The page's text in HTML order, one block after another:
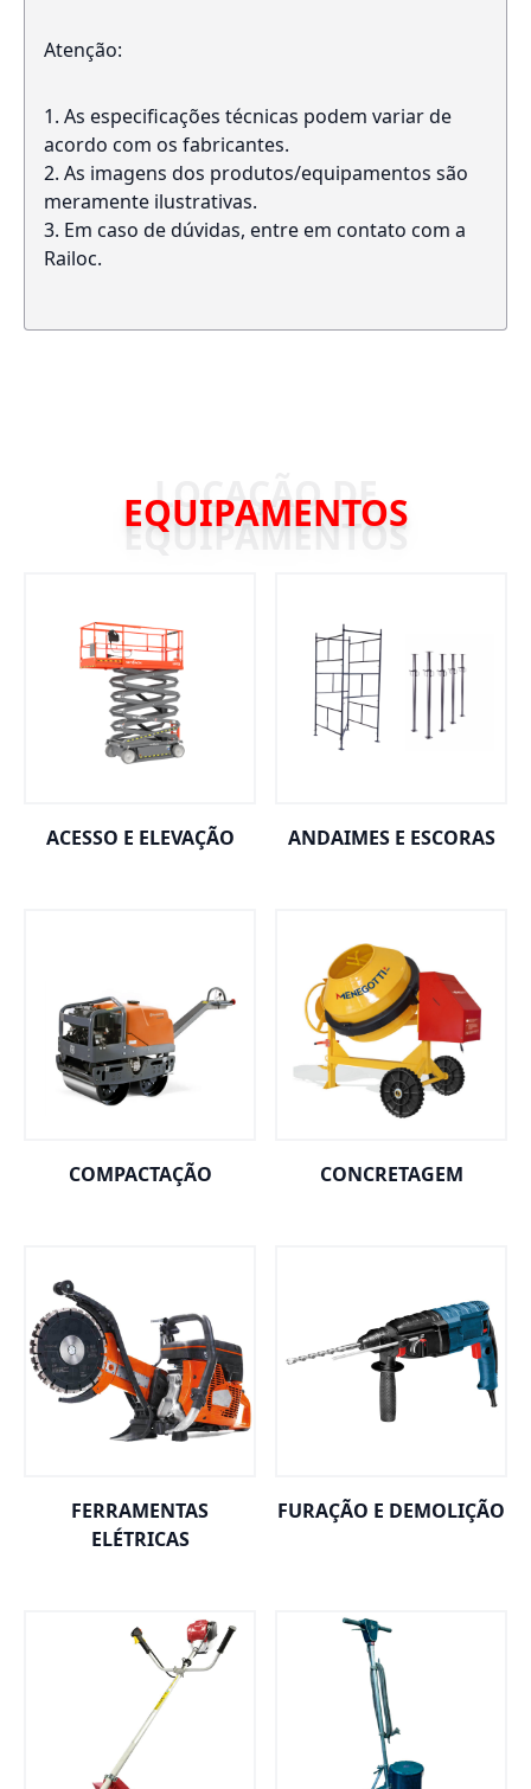
Atenção:
As especificações técnicas podem variar de
acordo com os fabricantes.
As imagens dos produtos/equipamentos são
meramente ilustrativas.
Em caso de dúvidas, entre em contato com a
Railoc.
EQUIPAMENTOS
ACESSO E ELEVAÇÃO ANDAIMES E ESCORAS
COMPACTAÇÃO CONCRETAGEM
FERRAMENTAS
ELÉTRICAS
FURAÇÃO E DEMOLIÇÃO